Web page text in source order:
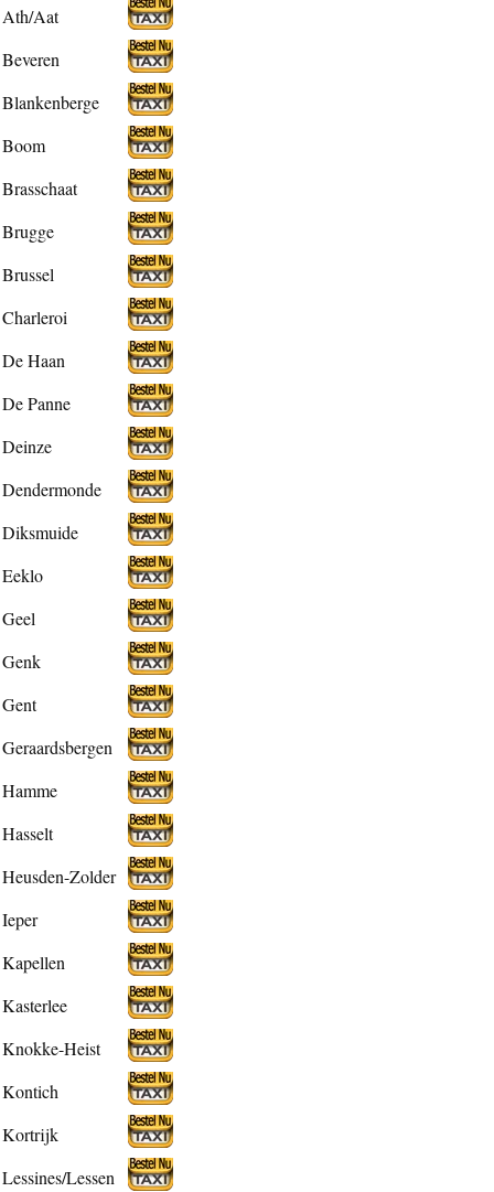
Ath/Aat
Beveren
Blankenberge
Boom
Brasschaat
Brugge
Brussel
Charleroi
De Haan
De Panne
Deinze
Dendermonde
Diksmuide
Eeklo
Geel
Genk
Gent
Geraardsbergen
Hamme
Hasselt
Heusden-Zolder
Ieper
Kapellen
Kasterlee
Knokke-Heist
Kontich
Kortrijk
Lessines/Lessen